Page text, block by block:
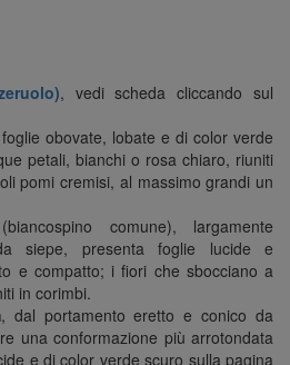
, vedi scheda cliccando sul
obovate, lobate e di color verde
petali, bianchi o rosa chiaro, riuniti
pomi cremisi, al massimo grandi un
comune), largamente
siepe, presenta foglie lucide e
e compatto; i fiori che sbocciano a
in corimbi.
, dal portamento eretto e conico da
una conformazione più arrotondata
e di color verde scuro sulla pagina